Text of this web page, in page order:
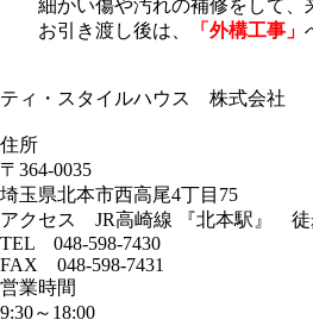
細かい傷や汚れの補修をして、
お引き渡し後は、
「外構工事」
ティ・スタイルハウス 株式会社
住所
〒364-0035
埼玉県北本市西高尾4丁目75
アクセス JR高崎線 『北本駅』 徒
TEL 048-598-7430
FAX 048-598-7431
営業時間
9:30～18:00